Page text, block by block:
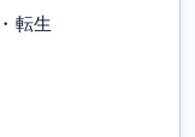
転生